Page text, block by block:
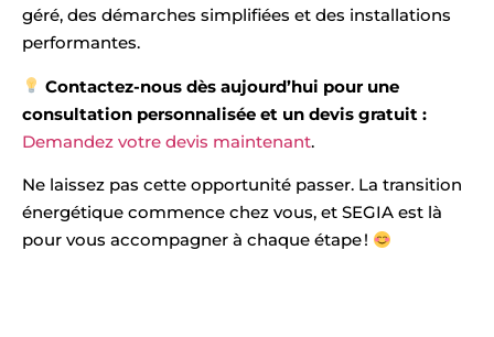
géré, des démarches simplifiées et des installations
performantes.
Contactez-nous dès aujourd’hui pour une
consultation personnalisée et un devis gratuit :
Demandez votre devis maintenant.
Ne laissez pas cette opportunité passer. La transition
énergétique commence chez vous, et SEGIA est là
pour vous accompagner à chaque étape !